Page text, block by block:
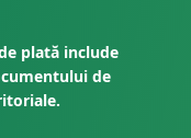
plată include
de